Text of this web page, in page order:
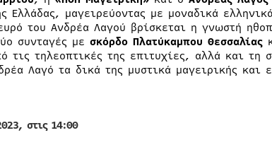
Ελλάδας, μαγειρεύοντας με μοναδικά
του Ανδρέα Λαγού βρίσκεται η γνωστή
συνταγές με σκόρδο Πλατύκαμπου Θεσσαλίας
τις τηλεοπτικές της επιτυχίες, αλλά και τη
Λαγό τα δικά της μυστικά μαγειρικής και
στις 14:00